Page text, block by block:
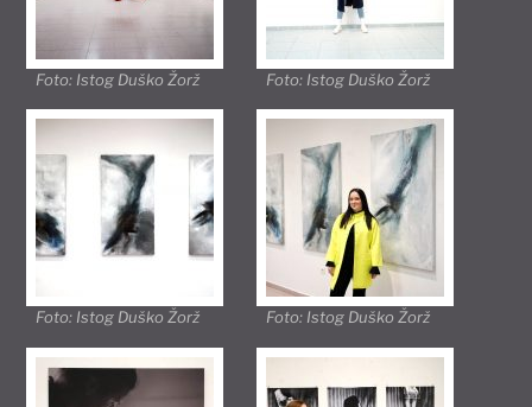
Foto: Istog Duško Žorž Foto: Istog Duško Žorž
Foto: Istog Duško Žorž Foto: Istog Duško Žorž